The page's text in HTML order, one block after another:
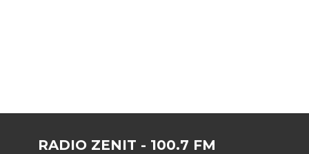
RADIO ZENIT - 100.7 FM